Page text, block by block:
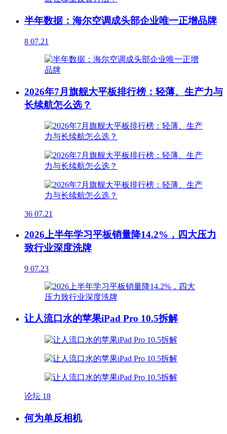
半年数据：海尔空调成头部企业唯一正增品牌
8 07.21
2026年7月旗舰大平板排行榜：轻薄、生产力与
长续航怎么选？
36 07.21
2026上半年学习平板销量降14.2%，四大压力
致行业深度洗牌
9 07.23
让人流口水的苹果iPad Pro 10.5拆解
论坛 18
何为单反相机